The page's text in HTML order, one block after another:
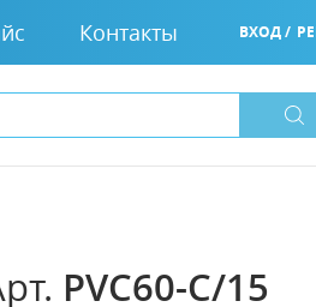
Контакты ВХОД /
PVC60-C/15